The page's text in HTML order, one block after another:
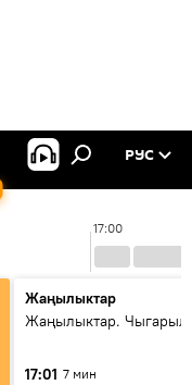
РУС
17:00
Жаңылыктар
Жаңылыктар.
17:01 7 мин